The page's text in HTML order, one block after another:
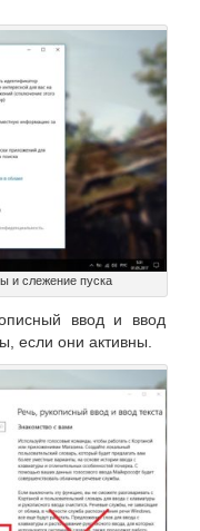
и слежение пуска
ввод и ввод
если они активны.